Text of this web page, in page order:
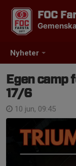
Nyheter
FOC
Egen camp
17/6
10 jun, 09:45